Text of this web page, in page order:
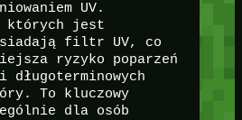
UV.
których jest
filtr UV, co
ryzyko poparzeń
długoterminowych
To kluczowy
dla osób